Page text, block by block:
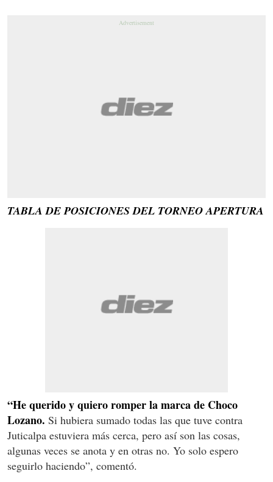
TABLA DE POSICIONES DEL TORNEO APERTURA
“He querido y quiero romper la marca de Choco
Lozano. Si hubiera sumado todas las que tuve contra
Juticalpa estuviera más cerca, pero así son las cosas,
algunas veces se anota y en otras no. Yo solo espero
seguirlo haciendo”, comentó.